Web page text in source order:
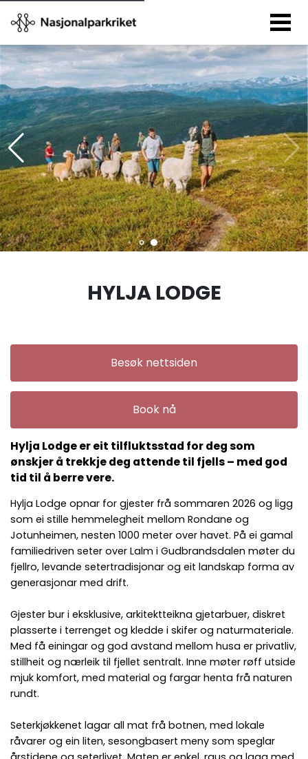
HYLJA LODGE
Besøk nettsiden
Book nå
Hylja Lodge er eit tilfluktsstad for deg som
ønskjer å trekkje deg attende til fjells – med god
tid til å berre vere.
Hylja Lodge opnar for gjester frå sommaren 2026 og ligg
som ei stille hemmelegheit mellom Rondane og
Jotunheimen, nesten 1000 meter over havet. På ei gamal
familiedriven seter over Lalm i Gudbrandsdalen møter du
fjellro, levande setertradisjonar og eit landskap forma av
generasjonar med drift.
Gjester bur i eksklusive, arkitektteikna gjetarbuer, diskret
plasserte i terrenget og kledde i skifer og naturmateriale.
Med få einingar og god avstand mellom husa er privatliv,
stillheit og nærleik til fjellet sentralt. Inne møter røff utside
mjuk komfort, med material og fargar henta frå naturen
rundt.
Seterkjøkkenet lagar all mat frå botnen, med lokale
råvarer og ein liten, sesongbasert meny som speglar